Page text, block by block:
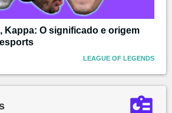
Kappa: O significado e origem
LEAGUE OF LEGENDS